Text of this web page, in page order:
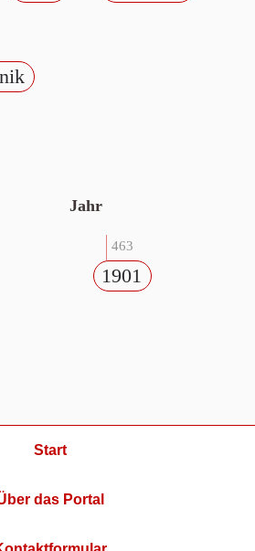
Jahr
463
1901
Start
das Portal